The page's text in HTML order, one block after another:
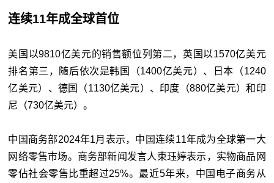
连续11年成全球首位
美国以9810亿美元的销售额位列第二，英国以1570亿美元
排名第三，随后依次是韩国（1400亿美元）、日本（1240
亿美元）、德国（1130亿美元）、印度（880亿美元）和印
尼（730亿美元）。
中国商务部2024年1月表示，中国连续11年成为全球第一大
网络零售市场。商务部新闻发言人束珏婷表示，实物商品网
零佔社会零售比重超过25%。最近5年来，中国电子商务从